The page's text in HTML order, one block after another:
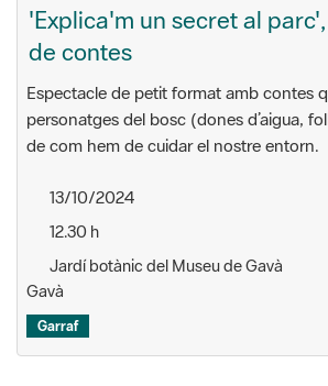
'Explica'm un secret al
de contes
Espectacle de petit format amb contes
personatges del bosc (dones d’aigua,
de com hem de cuidar el nostre entorn.
13/10/2024
12.30 h
Jardí botànic del Museu de Gavà
Gavà
Garraf